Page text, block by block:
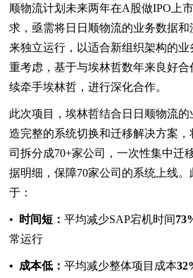
顺物流计划未来两年在A股做IPO上
求，亟需将日日顺物流的业务数据
来独立运行，以适合新组织架构的
重考虑，基于与埃林哲数年来良好
续牵手埃林哲，进行深化合作。
此次项目，埃林哲结合日日顺物流
造完整的系统切换和迁移解决方案
司拆分成70+家公司，一次性集中迁
据明细，保障70家公司的系统上线
于：
• 时间短： 平均减少SAP宕机时间
常运行
• 成本低： 平均减少整体项目成本